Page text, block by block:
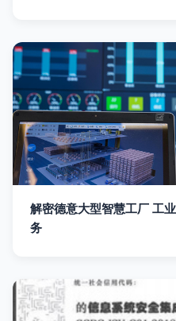
解密德意大型智慧工厂 工
务